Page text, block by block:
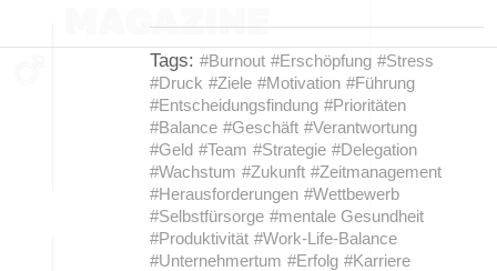
Tags: #Burnout #Erschöpfung #Stress
#Druck #Ziele #Motivation #Führung
#Entscheidungsfindung #Prioritäten
#Balance #Geschäft #Verantwortung
#Geld #Team #Strategie #Delegation
#Wachstum #Zukunft #Zeitmanagement
#Herausforderungen #Wettbewerb
#Selbstfürsorge #mentale Gesundheit
#Produktivität #Work-Life-Balance
#Unternehmertum #Erfolg #Karriere